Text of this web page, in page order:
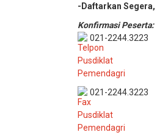
-Daftarkan
Konfirmasi Peserta:
021-2244.3223
021-2244.3223